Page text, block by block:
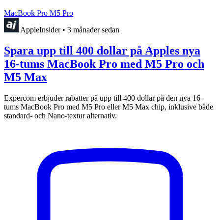
MacBook Pro M5 Pro
AppleInsider • 3 månader sedan
Spara upp till 400 dollar på Apples nya
16-tums MacBook Pro med M5 Pro och
M5 Max
Expercom erbjuder rabatter på upp till 400 dollar på den nya 16-
tums MacBook Pro med M5 Pro eller M5 Max chip, inklusive både
standard- och Nano-textur alternativ.